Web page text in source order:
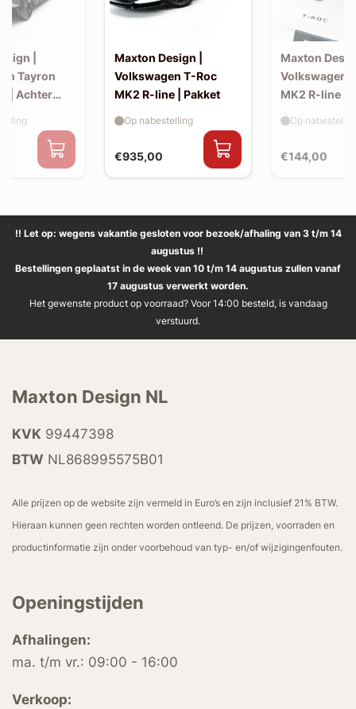
|
Tayron
| Achter
Maxton Design |
Volkswagen T-Roc
MK2 R-line | Pakket
€935,00
Op nabestelling
Maxton
Volkswagen
MK2 R-line |
€144,00
Op
!! Let op: wegens vakantie gesloten voor bezoek/afhaling van 3 t/m 14
augustus !!
Bestellingen geplaatst in de week van 10 t/m 14 augustus zullen vanaf
17 augustus verwerkt worden.
Het gewenste product op voorraad? Voor 14:00 besteld, is vandaag
verstuurd.
Maxton Design NL
KVK 99447398
BTW NL868995575B01
Alle prijzen op de website zijn vermeld in Euro’s en zijn inclusief 21% BTW.
Hieraan kunnen geen rechten worden ontleend. De prijzen, voorraden en
productinformatie zijn onder voorbehoud van typ- en/of wijzigingenfouten.
Openingstijden
Afhalingen:
ma. t/m vr.: 09:00 - 16:00
Verkoop: